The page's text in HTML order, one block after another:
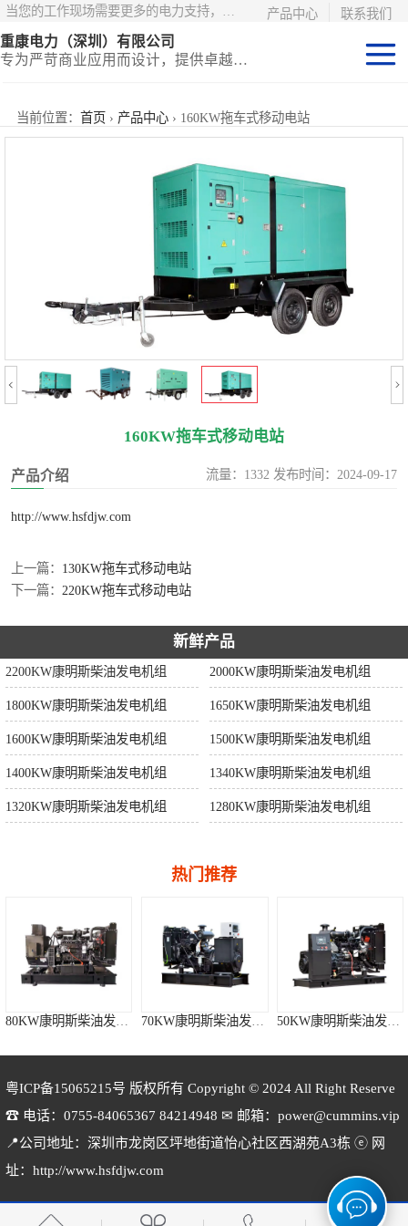
联系我们
产品中心
重康电力（深圳）有限公司
专为严苛商业应用而设计，提供卓越的价值和匹配的功能
当前位置： 首页 › 产品中心 › 160KW拖车式移动电站
160KW拖车式移动电站
产品介绍 流量：1332 发布时间：2024-09-17
http://www.hsfdjw.com
上一篇： 130KW拖车式移动电站
下一篇： 220KW拖车式移动电站
新鲜产品
2200KW康明斯柴油发电机组 2000KW康明斯柴油发电机组
1800KW康明斯柴油发电机组 1650KW康明斯柴油发电机组
1600KW康明斯柴油发电机组 1500KW康明斯柴油发电机组
1400KW康明斯柴油发电机组 1340KW康明斯柴油发电机组
1320KW康明斯柴油发电机组 1280KW康明斯柴油发电机组
热门推荐
粤ICP备15065215号 版权所有 Copyright © 2024 All Right Reserve
☎ 电话：0755-84065367 84214948 ✉ 邮箱：power@cummins.vip
📍公司地址：深圳市龙岗区坪地街道怡心社区西湖苑A3栋 ⓔ 网
址：http://www.hsfdjw.com
静音型集装箱电